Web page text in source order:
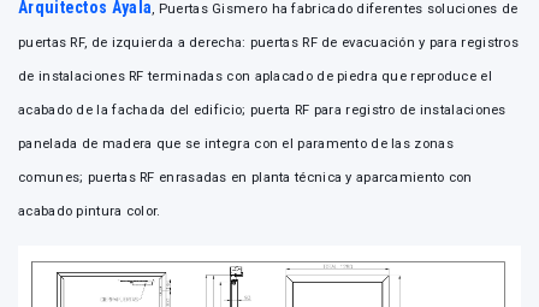
Arquitectos Ayala, Puertas Gismero ha fabricado diferentes soluciones de
puertas RF, de izquierda a derecha: puertas RF de evacuación y para registros
de instalaciones RF terminadas con aplacado de piedra que reproduce el
acabado de la fachada del edificio; puerta RF para registro de instalaciones
panelada de madera que se integra con el paramento de las zonas
comunes; puertas RF enrasadas en planta técnica y aparcamiento con
acabado pintura color.